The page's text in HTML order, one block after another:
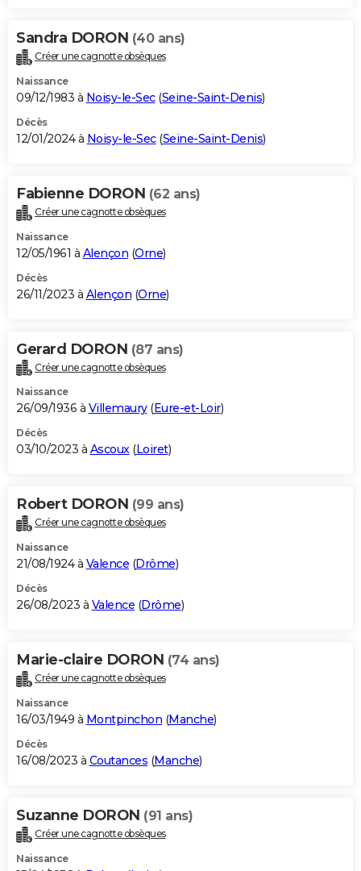
Sandra DORON (40 ans)
Créer une cagnotte obsèques
Naissance
09/12/1983 à Noisy-le-Sec(Seine-Saint-Denis)
Décès
12/01/2024 à Noisy-le-Sec(Seine-Saint-Denis)
Fabienne DORON (62 ans)
Créer une cagnotte obsèques
Naissance
12/05/1961 à Alençon (Orne)
Décès
26/11/2023 à Alençon (Orne)
Gerard DORON (87 ans)
Créer une cagnotte obsèques
Naissance
26/09/1936 à Villemaury(Eure-et-Loir)
Décès
03/10/2023 à Ascoux(Loiret)
Robert DORON (99 ans)
Créer une cagnotte obsèques
Naissance
21/08/1924 à Valence (Drôme)
Décès
26/08/2023 à Valence (Drôme)
Marie-claire DORON (74 ans)
Créer une cagnotte obsèques
Naissance
16/03/1949 à Montpinchon (Manche)
Décès
16/08/2023 à Coutances (Manche)
Suzanne DORON (91 ans)
Créer une cagnotte obsèques
Naissance